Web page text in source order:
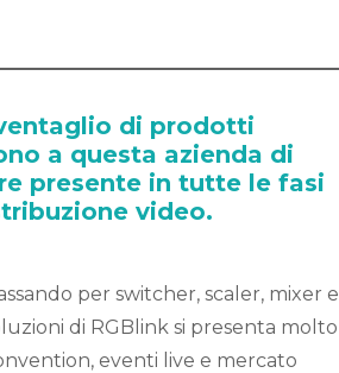
di prodotti
a questa azienda di
presente in tutte le fasi
video.
per switcher, scaler, mixer e
di RGBlink si presenta molto
eventi live e mercato